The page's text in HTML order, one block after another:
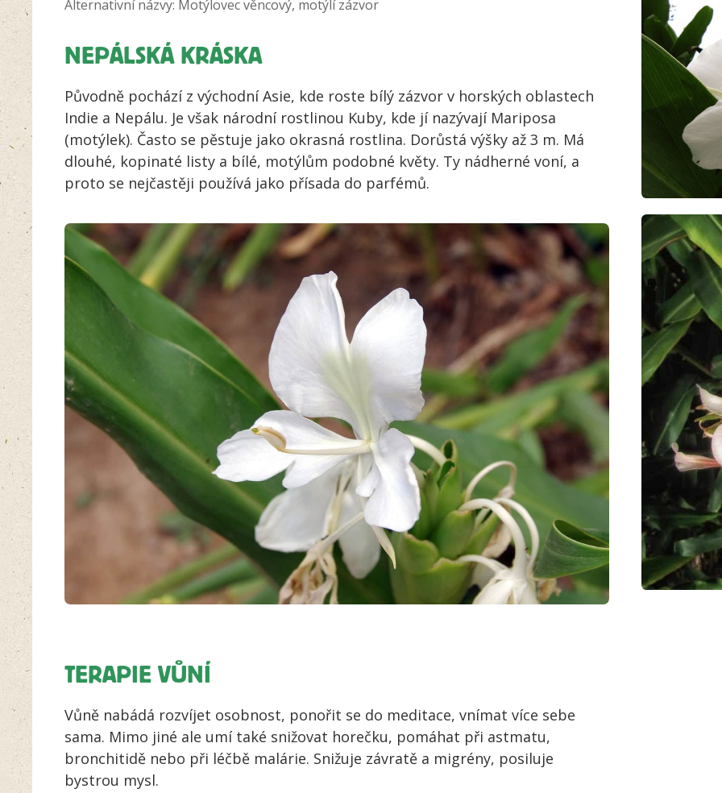
Alternativní názvy: Motýlovec věncový, motýlí zázvor
NEPÁLSKÁ KRÁSKA
Původně pochází z východní Asie, kde roste bílý zázvor v horských oblastech
Indie a Nepálu. Je však národní rostlinou Kuby, kde jí nazývají Mariposa
(motýlek). Často se pěstuje jako okrasná rostlina. Dorůstá výšky až 3 m. Má
dlouhé, kopinaté listy a bílé, motýlům podobné květy. Ty nádherné voní, a
proto se nejčastěji používá jako přísada do parfémů.
TERAPIE VŮNÍ
Vůně nabádá rozvíjet osobnost, ponořit se do meditace, vnímat více sebe
sama. Mimo jiné ale umí také snižovat horečku, pomáhat při astmatu,
bronchitidě nebo při léčbě malárie. Snižuje závratě a migrény, posiluje
bystrou mysl.